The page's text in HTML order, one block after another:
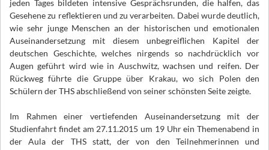
jeden Tages bildeten intensive Gesprächsrunden, die halfen, das
Gesehene zu reflektieren und zu verarbeiten. Dabei wurde deutlich,
wie sehr junge Menschen an der historischen und emotionalen
Auseinandersetzung mit diesem unbegreiflichen Kapitel der
deutschen Geschichte, welches nirgends so nachdrücklich vor
Augen geführt wird wie in Auschwitz, wachsen und reifen. Der
Rückweg führte die Gruppe über Krakau, wo sich Polen den
Schülern der THS abschließend von seiner schönsten Seite zeigte.
Im Rahmen einer vertiefenden Auseinandersetzung mit der
Studienfahrt findet am 27.11.2015 um 19 Uhr ein Themenabend in
der Aula der THS statt, der von den Teilnehmerinnen und